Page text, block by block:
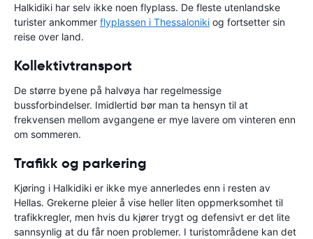
Halkidiki har selv ikke noen flyplass. De fleste utenlandske
turister ankommer flyplassen i Thessaloniki og fortsetter sin
reise over land.
Kollektivtransport
De større byene på halvøya har regelmessige
bussforbindelser. Imidlertid bør man ta hensyn til at
frekvensen mellom avgangene er mye lavere om vinteren enn
om sommeren.
Trafikk og parkering
Kjøring i Halkidiki er ikke mye annerledes enn i resten av
Hellas. Grekerne pleier å vise heller liten oppmerksomhet til
trafikkregler, men hvis du kjører trygt og defensivt er det lite
sannsynlig at du får noen problemer. I turistområdene kan det